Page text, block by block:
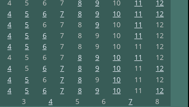
4 5 6 7 8 9 10 11 12
4 5 6 7 8 9 10 11 12
4 5 6 7 8 9 10 11 12
4 5 6 7 8 9 10 11 12
4 5 6 7 8 9 10 11 12
4 5 6 7 8 9 10 11 12
4 5 6 7 8 9 10 11 12
4 5 6 7 8 9 10 11 12
4 5 6 7 8 9 10 11 12
3 4 5 6 7 8